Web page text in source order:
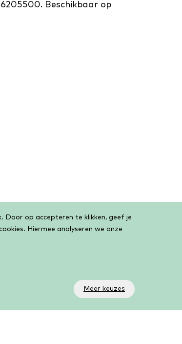
Door op accepteren te klikken, geef je
Hiermee analyseren we onze
Meer keuzes
Beschikbaar op